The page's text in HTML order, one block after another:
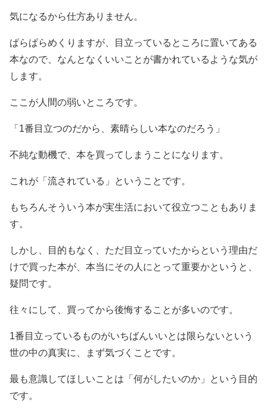
気になるから仕方ありません。
ぱらぱらめくりますが、目立っているところに置いてある
本なので、なんとなくいいことが書かれているような気が
します。
ここが人間の弱いところです。
「1番目立つのだから、素晴らしい本なのだろう」
不純な動機で、本を買ってしまうことになります。
これが「流されている」ということです。
もちろんそういう本が実生活において役立つこともありま
す。
しかし、目的もなく、ただ目立っていたからという理由だ
けで買った本が、本当にその人にとって重要かというと、
疑問です。
往々にして、買ってから後悔することが多いのです。
1番目立っているものがいちばんいいとは限らないという
世の中の真実に、まず気づくことです。
最も意識してほしいことは「何がしたいのか」という目的
です。